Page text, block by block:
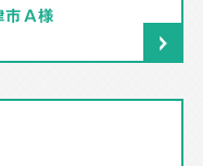
市 A様